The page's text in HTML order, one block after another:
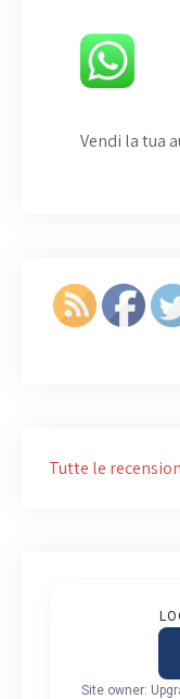
Vendi la tua
Tutte le
Site owner: